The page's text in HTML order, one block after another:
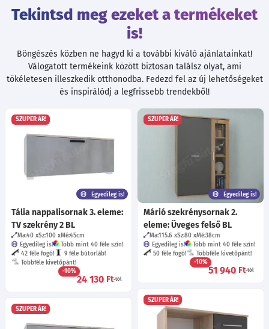
Tekintsd meg ezeket a termékeket
is!
Böngészés közben ne hagyd ki a további kiváló ajánlatainkat!
Válogatott termékeink között biztosan találsz olyat, ami
tökéletesen illeszkedik otthonodba. Fedezd fel az új lehetőségeket
és inspirálódj a legfrissebb trendekből!
SZUPER ÁR!
Egyedileg is!
Tália nappalisornak 3. eleme:
TV szekrény 2 BL
Ma:40 Sz:100 Mé:45cm
Egyedileg is!
Több mint 40 féle szín!
42 féle fogó!
9 féle bútorláb!
Többféle kivetőpánt!
-10%
24 130 Ft-tól
SZUPER ÁR!
Egyedileg is!
Márió szekrénysornak 2.
eleme: Üveges felső BL
Ma:115.6 Sz:80 Mé:38cm
Egyedileg is!
Több mint 40 féle szín!
50 féle fogó!
Többféle kivetőpánt!
-10%
51 940 Ft-tól
SZUPER ÁR!
SZUPER ÁR!